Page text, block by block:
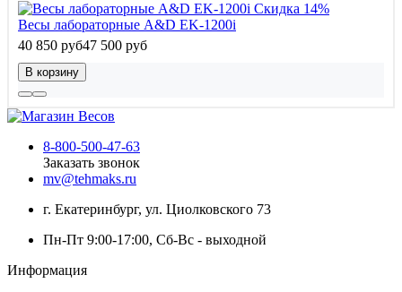
Скидка 14%
Весы лабораторные A&D EK-1200i
40 850 руб47 500 руб
В корзину
8-800-500-47-63
Заказать звонок
mv@tehmaks.ru
г. Екатеринбург, ул. Циолковского 73
Пн-Пт 9:00-17:00, Сб-Вс - выходной
Информация